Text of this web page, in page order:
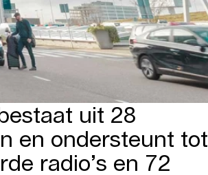
uit 28
en ondersteunt tot
radio’s en 72